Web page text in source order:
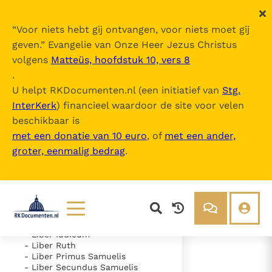
“Voor niets hebt gij ontvangen, voor niets moet gij
geven.” Evangelie van Onze Heer Jezus Christus
volgens Matteüs, hoofdstuk 10, vers 8
.
U helpt RKDocumenten.nl (een initiatief van Stg.
InterKerk) financieel waardoor de site voor velen
beschikbaar is
met een donatie van 10 euro, of met een ander,
groter, eenmalig bedrag.
Lezen
Documenten
Over ons
Nova Vulgata
Inhoudsopgave
uitklappen
- Vetus Testamentum
- Liber Exodus
- Liber Numeri
- Liber Deuteronomii
- Liber Iudicum
- Liber Ruth
- Liber Primus Samuelis
- Liber Secundus Samuelis
- Caput 47